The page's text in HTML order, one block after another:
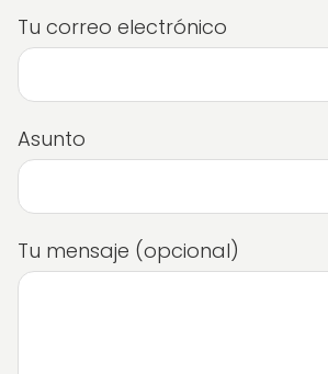
Tu correo electrónico
Asunto
Tu mensaje (opcional)